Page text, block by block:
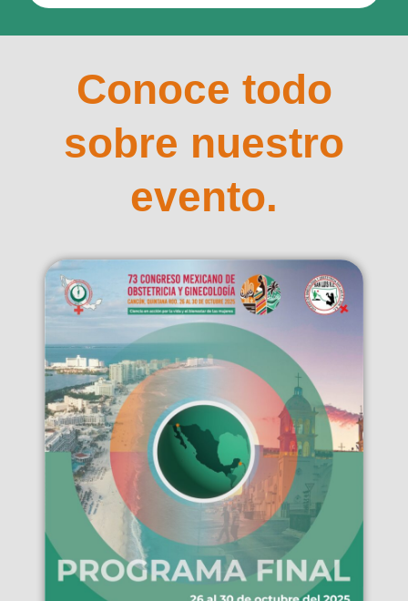
Conoce todo
sobre nuestro
evento.